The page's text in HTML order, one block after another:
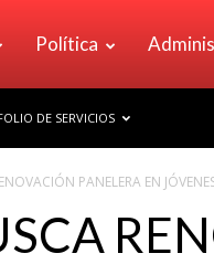
Política
DE SERVICIOS
PANELERA EN